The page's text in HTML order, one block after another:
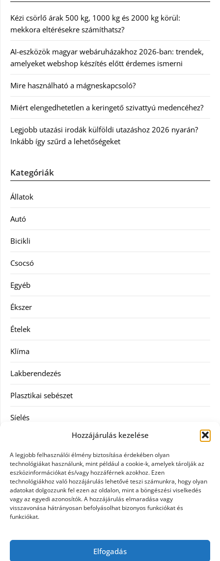
Hozzájárulás kezelése
A legjobb felhasználói élmény biztosítása érdekében olyan
technológiákat használunk, mint például a cookie-k, amelyek tárolják az
eszközinformációkat és/vagy hozzáférnek azokhoz. Ezen
technológiákhoz való hozzájárulás lehetővé teszi számunkra, hogy olyan
adatokat dolgozzunk fel ezen az oldalon, mint a böngészési viselkedés
vagy az egyedi azonosítók. A hozzájárulás elmaradása vagy
visszavonása hátrányosan befolyásolhat bizonyos funkciókat és
funkciókat.
Elfogadás
Kézi csörlő árak 500 kg, 1000 kg és 2000 kg körül:
mekkora eltérésekre számíthatsz?
AI-eszközök magyar webáruházakhoz 2026-ban: trendek,
amelyeket webshop készítés előtt érdemes ismerni
Mire használható a mágneskapcsoló?
Miért elengedhetetlen a keringető szivattyú medencéhez?
Legjobb utazási irodák külföldi utazáshoz 2026 nyarán?
Inkább így szűrd a lehetőségeket
Kategóriák
Állatok
Autó
Bicikli
Csocsó
Egyéb
Ékszer
Ételek
Klíma
Lakberendezés
Plasztikai sebészet
Síelés
Táskák
Vásárlás
Webáruház